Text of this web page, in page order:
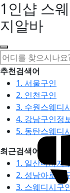
1인샵 스
지알바
추천검색어
1. 서울구인
2. 인천구인
3. 수원스웨디
4. 강남구인정
5. 동탄스웨디
최근검색어
1. 일산마사지구
2. 성남아로마
3. 스웨디시구